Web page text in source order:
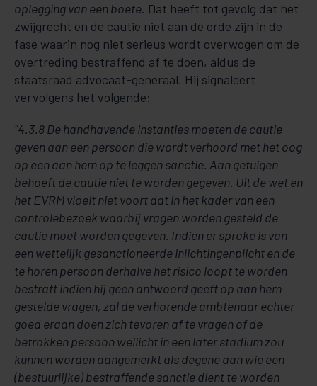
oplegging van een boete. Dat heeft tot gevolg dat het
zwijgrecht en de cautie niet aan de orde zijn in de
fase waarin nog niet serieus wordt overwogen om de
overtreding bestraffend af te doen, aldus de
staatsraad advocaat-generaal. Hij signaleert
vervolgens het volgende:
“4.3.8 De handhavende instanties moeten de cautie
geven aan een persoon die wordt verhoord met het oog
op een aan hem op te leggen sanctie. Aan getuigen
behoeft de cautie niet te worden gegeven. Uit de wet en
het EVRM vloeit niet voort dat in het kader van een
controlebezoek waarbij vragen worden gesteld de
cautie moet worden gegeven. Indien er sprake is van
een wettelijk gesanctioneerde inlichtingenplicht en de
te horen persoon derhalve het risico loopt te worden
bestraft indien hij geen antwoord geeft op aan hem
gestelde vragen, zal de verhorende ambtenaar echter
goed eraan doen zich tevoren af te vragen of de
betrokken persoon wellicht in een later stadium zou
kunnen worden aangemerkt als degene aan wie een
(bestuurlijke) bestraffende sanctie dient te worden